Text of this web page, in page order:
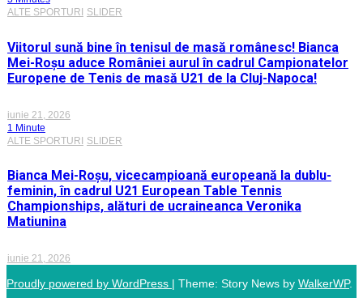
ALTE SPORTURI
SLIDER
Viitorul sună bine în tenisul de masă românesc! Bianca
Mei-Roșu aduce României aurul în cadrul Campionatelor
Europene de Tenis de masă U21 de la Cluj-Napoca!
iunie 21, 2026
1 Minute
ALTE SPORTURI SLIDER
Bianca Mei-Roșu, vicecampioană europeană la dublu-
feminin, în cadrul U21 European Table Tennis
Championships, alături de ucraineanca Veronika
Matiunina
iunie 21, 2026
Proudly powered by WordPress | Theme: Story News by WalkerWP.